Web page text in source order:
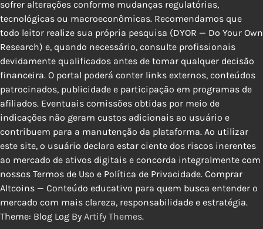
sofrer alterações conforme mudanças regulatórias,
tecnológicas ou macroeconômicas. Recomendamos que
todo leitor realize sua própria pesquisa (DYOR — Do Your Own
Research) e, quando necessário, consulte profissionais
devidamente qualificados antes de tomar qualquer decisão
financeira. O portal poderá conter links externos, conteúdos
patrocinados, publicidade e participação em programas de
afiliados. Eventuais comissões obtidas por meio de
indicações não geram custos adicionais ao usuário e
contribuem para a manutenção da plataforma. Ao utilizar
este site, o usuário declara estar ciente dos riscos inerentes
ao mercado de ativos digitais e concorda integralmente com
nossos Termos de Uso e Política de Privacidade. Comprar
Altcoins — Conteúdo educativo para quem busca entender o
mercado com mais clareza, responsabilidade e estratégia.
Theme: Blog Log By Artify Themes.